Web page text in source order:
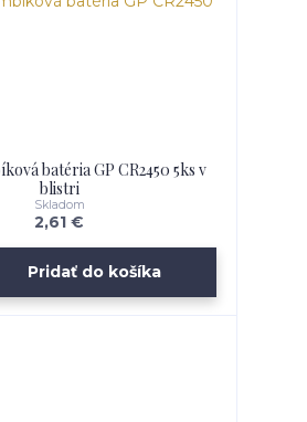
batéria GP CR2450 5ks v
blistri
2,61 €
Skladom
Pridať do košíka